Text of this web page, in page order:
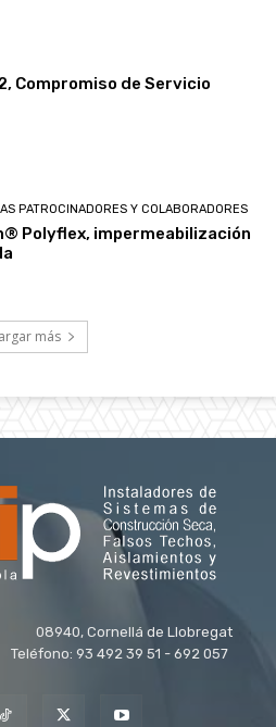
Compromiso de Servicio
PATROCINADORES Y COLABORADORES
Polyflex, impermeabilización
más
Cornellá de Llobregat
93 492 39 51 - 692 057